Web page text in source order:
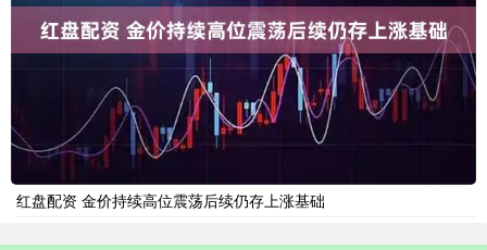
红盘配资 金价持续高位震荡后续仍存上涨基础